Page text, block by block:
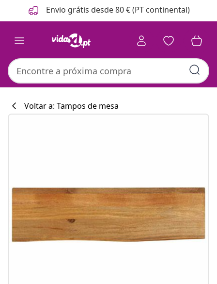
Anterior
Seguinte Envio grátis desde 80 € (PT continental)
Voltar a: Tampos de mesa